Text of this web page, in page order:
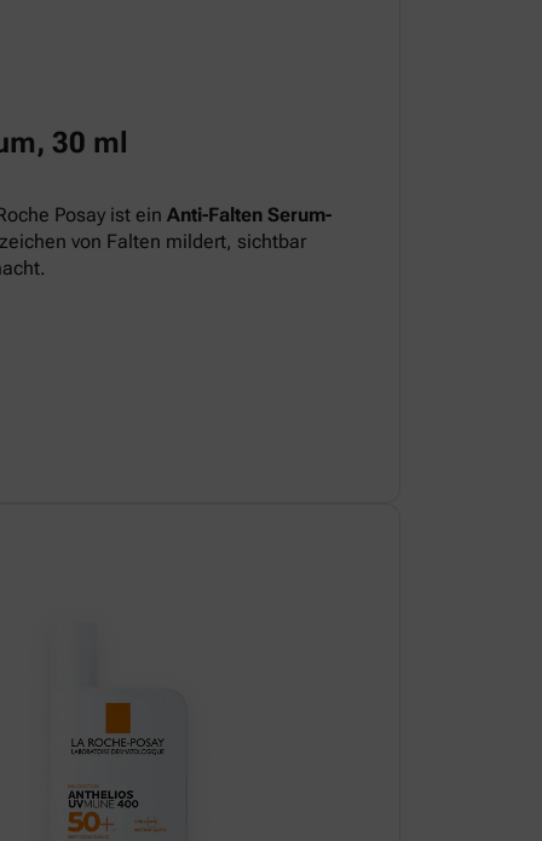
30 ml
Posay ist ein Anti-Falten Serum-
von Falten mildert, sichtbar